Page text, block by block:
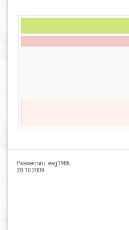
Разместил: eag1986
28.10.2009